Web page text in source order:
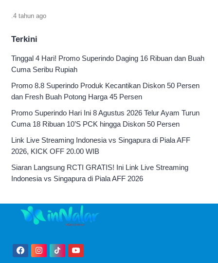
.4 tahun ago
Terkini
Tinggal 4 Hari! Promo Superindo Daging 16 Ribuan dan Buah
Cuma Seribu Rupiah
Promo 8.8 Superindo Produk Kecantikan Diskon 50 Persen
dan Fresh Buah Potong Harga 45 Persen
Promo Superindo Hari Ini 8 Agustus 2026 Telur Ayam Turun
Cuma 18 Ribuan 10’S PCK hingga Diskon 50 Persen
Link Live Streaming Indonesia vs Singapura di Piala AFF
2026, KICK OFF 20.00 WIB
Siaran Langsung RCTI GRATIS! Ini Link Live Streaming
Indonesia vs Singapura di Piala AFF 2026